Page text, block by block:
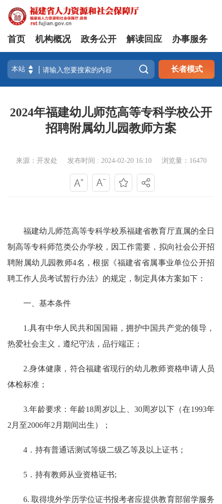
首页 机构概况 政务公开 解读回应 办事服务
 长者模式
2024年福建幼儿师范高等专科学校公开
招聘附属幼儿园教师方案
来源：开发处 发布时间 : 2024-02-20 16:10 浏览量：16470
福建幼儿师范高等专科学校系福建省教育厅直属的全日
制高等专科师范类公办学校，因工作需要，拟向社会公开招
聘附属幼儿园教师4名，根据《福建省省属事业单位公开招
聘工作人员考试暂行办法》的规定，制定具体方案如下：
一、基本条件
1.具有中华人民共和国国籍，拥护中国共产党的领导，
热爱社会主义，遵纪守法，品行端正；
2.身体健康，符合福建省现行的幼儿教师资格申请人员
体检标准；
3.年龄要求：年龄18周岁以上、30周岁以下（在1993年
2月至2006年2月期间出生）；
4．持有普通话测试等级二级乙等及以上证书；
5．持有教师从业资格证书;
6. 取得境外学历学位证书报考者应提供教育部留学服务